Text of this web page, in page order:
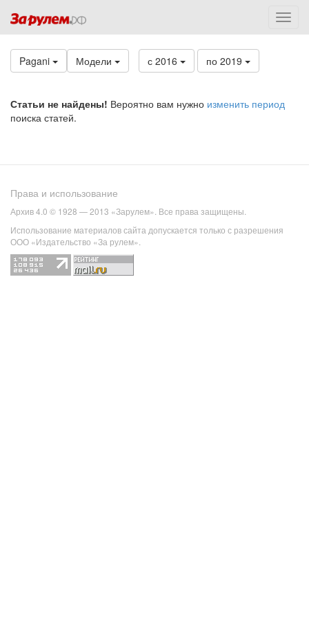
Pagani Модели с 2016 по 2019
Статьи не найдены! Вероятно вам нужно изменить период
поиска статей.
Права и использование
Архив 4.0 © 1928 — 2013 «Зарулем». Все права защищены.
Использование материалов сайта допускается только с разрешения
ООО «Издательство «За рулем».